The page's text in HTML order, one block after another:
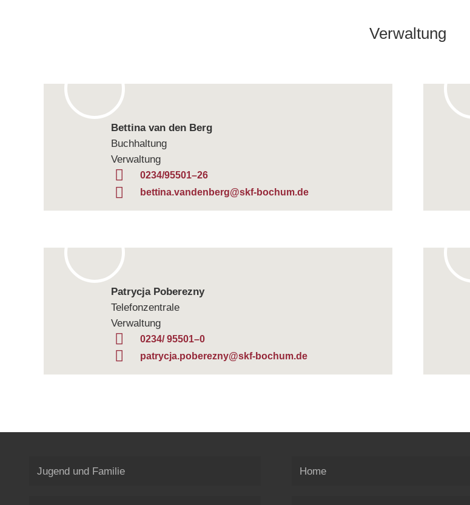
Ver­wal­tung
Bet­tina van den Berg
Buchhaltung
Verwaltung
0234/95501–26
bettina.vandenberg@skf-bochum.de
Patrycja Pobe­rezny
Tele­fon­zen­trale
Verwaltung
0234/ 95501–0
patrycja.poberezny@skf-bochum.de
Jugend und Familie Home